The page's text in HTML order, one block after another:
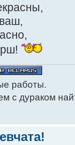
работы.
с дураком